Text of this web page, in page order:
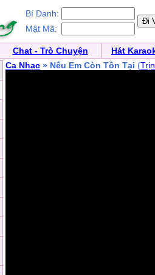
Bí Danh:
Mật Mã:
Chat - Trò Chuyện
Hát
Ca Nhạc » Nếu Em Còn Tồn Tại (